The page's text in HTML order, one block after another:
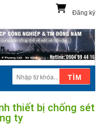
Đăng ký
TÌM
thiết bị chống sét
ty